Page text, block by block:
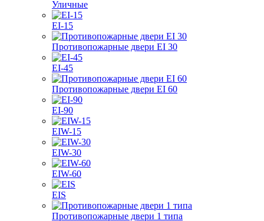
Уличные
EI-15
Противопожарные двери EI 30
EI-45
Противопожарные двери EI 60
EI-90
EIW-15
EIW-30
EIW-60
EIS
Противопожарные двери 1 типа